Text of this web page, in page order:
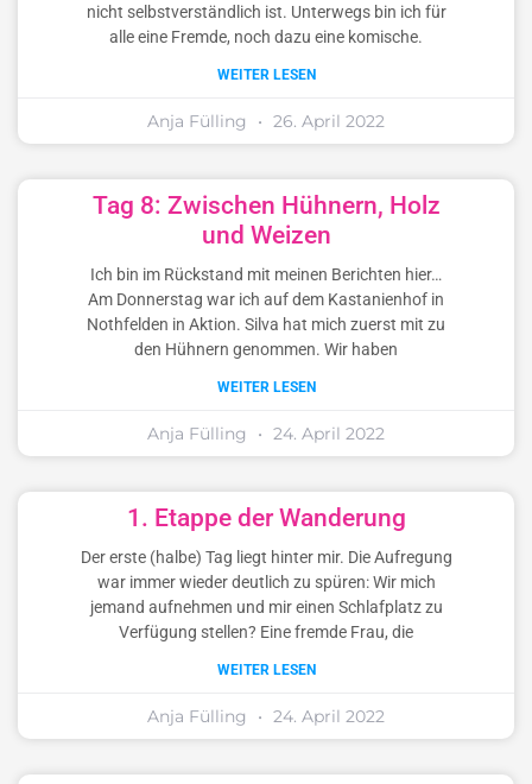
nicht selbstverständlich ist. Unterwegs bin ich für
alle eine Fremde, noch dazu eine komische.
WEITER LESEN
Anja Fülling 26. April 2022
Tag 8: Zwischen Hühnern, Holz
und Weizen
Ich bin im Rückstand mit meinen Berichten hier…
Am Donnerstag war ich auf dem Kastanienhof in
Nothfelden in Aktion. Silva hat mich zuerst mit zu
den Hühnern genommen. Wir haben
WEITER LESEN
Anja Fülling 24. April 2022
1. Etappe der Wanderung
Der erste (halbe) Tag liegt hinter mir. Die Aufregung
war immer wieder deutlich zu spüren: Wir mich
jemand aufnehmen und mir einen Schlafplatz zu
Verfügung stellen? Eine fremde Frau, die
WEITER LESEN
Anja Fülling 24. April 2022